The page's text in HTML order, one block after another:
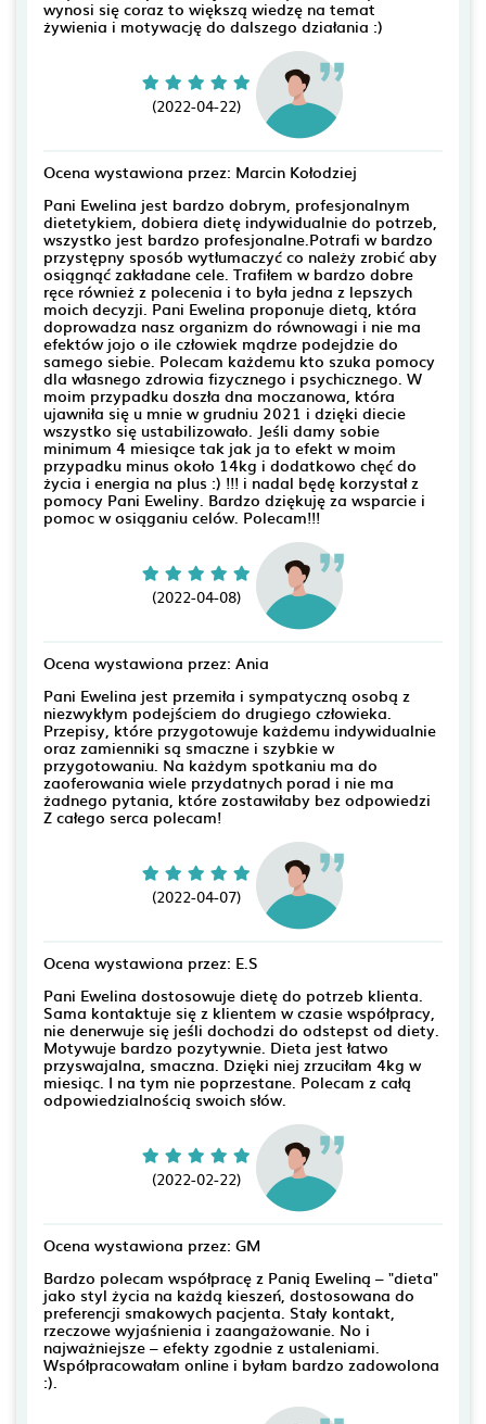
wynosi się coraz to większą wiedzę na temat
żywienia i motywację do dalszego działania :)
(2022-04-22)
Ocena wystawiona przez: Marcin Kołodziej
Pani Ewelina jest bardzo dobrym, profesjonalnym
dietetykiem, dobiera dietę indywidualnie do potrzeb,
wszystko jest bardzo profesjonalne.Potrafi w bardzo
przystępny sposób wytłumaczyć co należy zrobić aby
osiągnąć zakładane cele. Trafiłem w bardzo dobre
ręce również z polecenia i to była jedna z lepszych
moich decyzji. Pani Ewelina proponuje dietą, która
doprowadza nasz organizm do równowagi i nie ma
efektów jojo o ile człowiek mądrze podejdzie do
samego siebie. Polecam każdemu kto szuka pomocy
dla własnego zdrowia fizycznego i psychicznego. W
moim przypadku doszła dna moczanowa, która
ujawniła się u mnie w grudniu 2021 i dzięki diecie
wszystko się ustabilizowało. Jeśli damy sobie
minimum 4 miesiące tak jak ja to efekt w moim
przypadku minus około 14kg i dodatkowo chęć do
życia i energia na plus :) !!! i nadal będę korzystał z
pomocy Pani Eweliny. Bardzo dziękuję za wsparcie i
pomoc w osiąganiu celów. Polecam!!!
(2022-04-08)
Ocena wystawiona przez: Ania
Pani Ewelina jest przemiła i sympatyczną osobą z
niezwykłym podejściem do drugiego człowieka.
Przepisy, które przygotowuje każdemu indywidualnie
oraz zamienniki są smaczne i szybkie w
przygotowaniu. Na każdym spotkaniu ma do
zaoferowania wiele przydatnych porad i nie ma
żadnego pytania, które zostawiłaby bez odpowiedzi
Z całego serca polecam!
(2022-04-07)
Ocena wystawiona przez: E.S
Pani Ewelina dostosowuje dietę do potrzeb klienta.
Sama kontaktuje się z klientem w czasie współpracy,
nie denerwuje się jeśli dochodzi do odstepst od diety.
Motywuje bardzo pozytywnie. Dieta jest łatwo
przyswajalna, smaczna. Dzięki niej zrzuciłam 4kg w
miesiąc. I na tym nie poprzestane. Polecam z całą
odpowiedzialnością swoich słów.
(2022-02-22)
Ocena wystawiona przez: GM
Bardzo polecam współpracę z Panią Eweliną – "dieta"
jako styl życia na każdą kieszeń, dostosowana do
preferencji smakowych pacjenta. Stały kontakt,
rzeczowe wyjaśnienia i zaangażowanie. No i
najważniejsze – efekty zgodnie z ustaleniami.
Współpracowałam online i byłam bardzo zadowolona
:).